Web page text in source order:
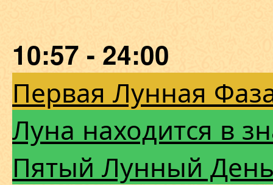
10:57 - 24:00
Первая Лунная
Луна находится в
Пятый Лунный